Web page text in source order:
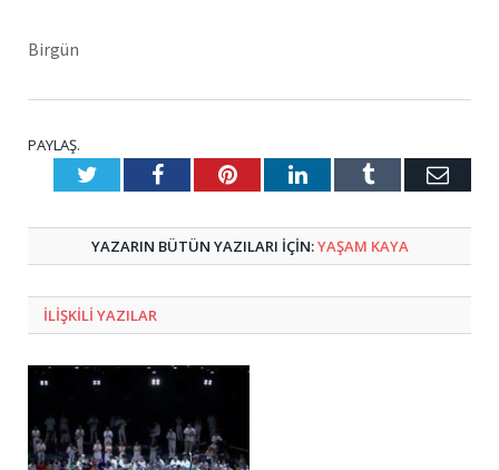
Birgün
PAYLAŞ.
TwitterFacebookPinterestLinkedInTumblr E-
YAZARIN BÜTÜN YAZILARI IÇIN:YAŞAM KAYA
ILIŞKILI YAZILAR